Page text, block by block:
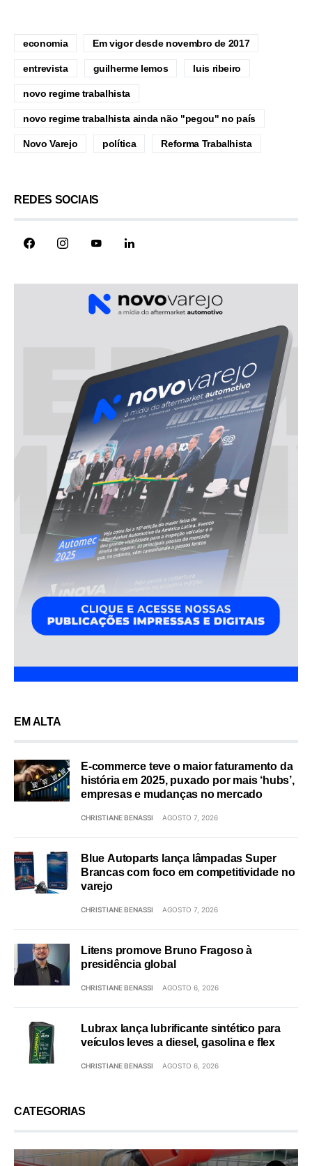
economia Em vigor desde novembro de 2017
entrevista guilherme lemos luis ribeiro
novo regime trabalhista
novo regime trabalhista ainda não "pegou" no país
Novo Varejo política Reforma Trabalhista
REDES SOCIAIS
EM ALTA
E-commerce teve o maior faturamento da
história em 2025, puxado por mais ‘hubs’,
empresas e mudanças no mercado
CHRISTIANE BENASSI AGOSTO 7, 2026
Blue Autoparts lança lâmpadas Super
Brancas com foco em competitividade no
varejo
CHRISTIANE BENASSI AGOSTO 7, 2026
Litens promove Bruno Fragoso à
presidência global
CHRISTIANE BENASSI AGOSTO 6, 2026
Lubrax lança lubrificante sintético para
veículos leves a diesel, gasolina e flex
CHRISTIANE BENASSI AGOSTO 6, 2026
CATEGORIAS